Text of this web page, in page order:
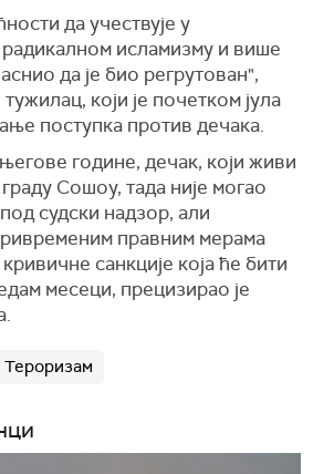
да учествује у
радикалном исламизму и више
да је био регрутован",
који је почетком јула
поступка против дечака.
године, дечак, који живи
Сошоу, тада није могао
судски надзор, али
правним мерама
санкције која ће бити
месеци, прецизирао је
Тероризам